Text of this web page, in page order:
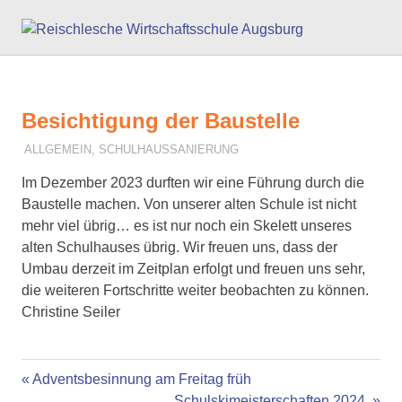
Inhalt
springen
Besichtigung der Baustelle
7. JANUAR 2024
F. SCHNEIDER
ALLGEMEIN , SCHULHAUSSANIERUNG
Im Dezember 2023 durften wir eine Führung durch die
Baustelle machen. Von unserer alten Schule ist nicht
mehr viel übrig… es ist nur noch ein Skelett unseres
alten Schulhauses übrig. Wir freuen uns, dass der
Umbau derzeit im Zeitplan erfolgt und freuen uns sehr,
die weiteren Fortschritte weiter beobachten zu können.
Christine Seiler
Beitragsnavigation
Vorheriger
Adventsbesinnung am Freitag früh